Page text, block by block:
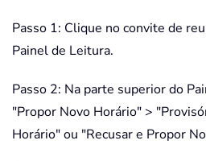
Passo 1: Clique no convite de
Painel de Leitura.
Passo 2: Na parte superior do
"Propor Novo Horário" >
Horário" ou "Recusar e Propor